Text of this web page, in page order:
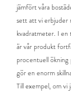
jämfört våra
sett att vi erbjuder
kvadratmeter. I en
är vår produkt
procentuell
gör en enorm
Till exempel, om